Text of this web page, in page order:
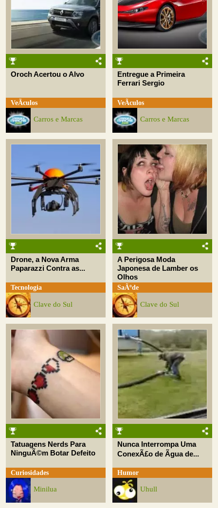
Oroch Acertou o Alvo
VeÃ­culos
Carros e Marcas
Entregue a Primeira
Ferrari Sergio
VeÃ­culos
Carros e Marcas
Drone, a Nova Arma
Paparazzi Contra as...
Tecnologia
Clave do Sul
A Perigosa Moda
Japonesa de Lamber os
Olhos
SaÃºde
Clave do Sul
Tatuagens Nerds Para
NinguÃ©m Botar Defeito
Curiosidades
Minilua
Nunca Interrompa Uma
ConexÃ£o de Ãgua de...
Humor
Uhull